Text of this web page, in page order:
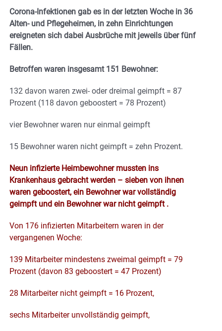
Corona-Infektionen gab es in der letzten Woche in 36
Alten- und Pflegeheimen, in zehn Einrichtungen
ereigneten sich dabei Ausbrüche mit jeweils über fünf
Fällen.
Betroffen waren insgesamt 151 Bewohner:
132 davon waren zwei- oder dreimal geimpft = 87
Prozent (118 davon geboostert = 78 Prozent)
vier Bewohner waren nur einmal geimpft
15 Bewohner waren nicht geimpft = zehn Prozent.
Neun infizierte Heimbewohner mussten ins
Krankenhaus gebracht werden – sieben von ihnen
waren geboostert, ein Bewohner war vollständig
geimpft und ein Bewohner war nicht geimpft .
Von 176 infizierten Mitarbeitern waren in der
vergangenen Woche:
139 Mitarbeiter mindestens zweimal geimpft = 79
Prozent (davon 83 geboostert = 47 Prozent)
28 Mitarbeiter nicht geimpft = 16 Prozent,
sechs Mitarbeiter unvollständig geimpft,